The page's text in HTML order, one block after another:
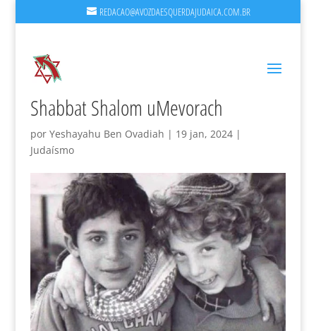
REDACAO@AVOZDAESQUERDAJUDAICA.COM.BR
Shabbat Shalom uMevorach
por Yeshayahu Ben Ovadiah | 19 jan, 2024|
Judaísmo